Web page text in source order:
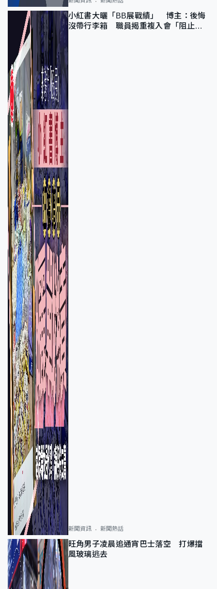
小紅書大曬「BB展戰績」 博主：後悔
沒帶行李箱 職員揭重複入會「阻止唔
新聞資訊 新聞熱話
旺角男子凌晨追通宵巴士落空 打爆擋
風玻璃逃去